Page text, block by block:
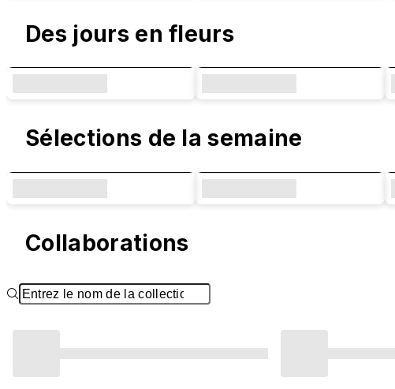
Des jours en fleurs
Sélections de la semaine
Collaborations